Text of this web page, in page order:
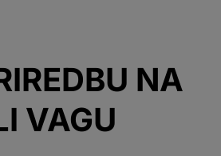
NA
VAGU